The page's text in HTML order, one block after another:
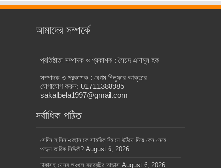
আমাদের সম্পর্কে
প্রতিষ্ঠাতা সম্পাদক ও প্রকাশক : সৈয়দ এনামুল হক
সম্পাদক ও প্রকাশক : বেগম নিলুফার আক্তার
যোগাযোগ করুন: 01711388985
sakalbela1997@gmail.com
সর্বাধিক পঠিত
সেদিন হাসিনা-রেহানাকে সামরিক বিমানে উঠিয়ে দিয়ে কেন নেমে
পড়েন তারিক সিদ্দিকী? August 6, 2026
ঢাকাসহ যেসব অঞ্চলে বজ্রবৃষ্টির আভাস August 6, 2026